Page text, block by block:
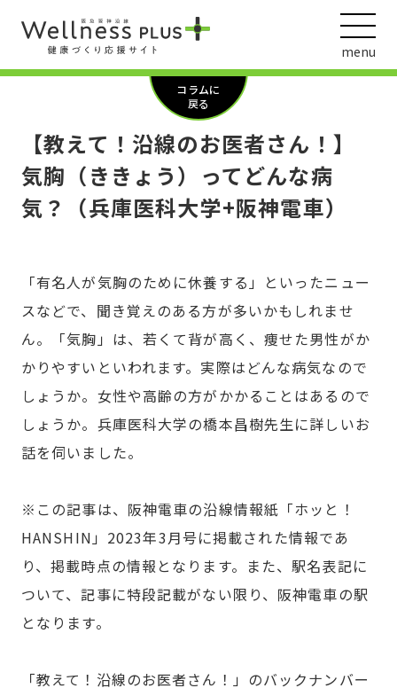
menu
コラムに
戻る
【教えて！沿線のお医者さん！】
気胸（ききょう）ってどんな病
気？（兵庫医科大学+阪神電車）
「有名人が気胸のために休養する」といったニュー
スなどで、聞き覚えのある方が多いかもしれませ
ん。「気胸」は、若くて背が高く、痩せた男性がか
かりやすいといわれます。実際はどんな病気なので
しょうか。女性や高齢の方がかかることはあるので
しょうか。兵庫医科大学の橋本昌樹先生に詳しいお
話を伺いました。
※この記事は、阪神電車の沿線情報紙「ホッと！
HANSHIN」2023年3月号に掲載された情報であ
り、掲載時点の情報となります。また、駅名表記に
ついて、記事に特段記載がない限り、阪神電車の駅
となります。
「教えて！沿線のお医者さん！」のバックナンバー
ウェルネス動画
ヘルスケアの取組